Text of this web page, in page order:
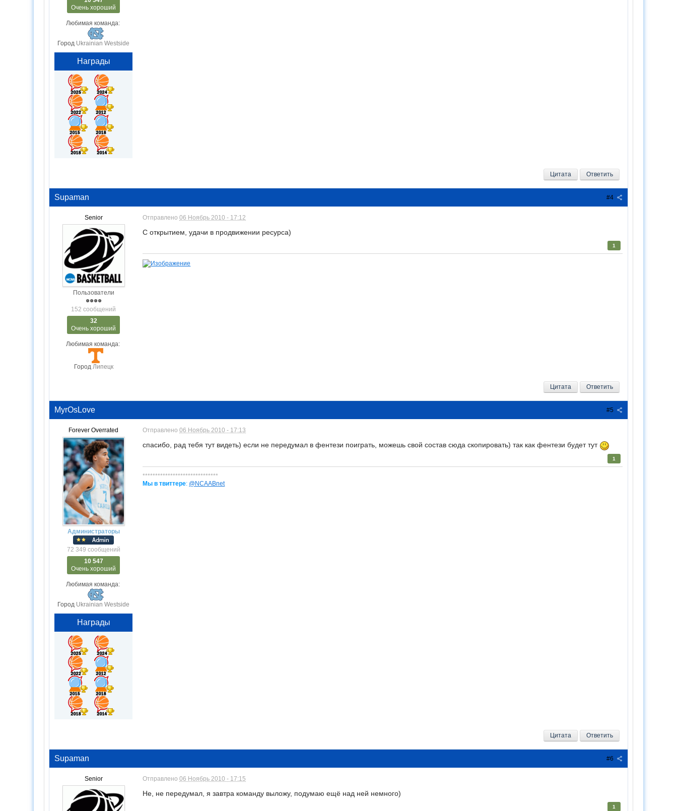
Очень хороший
Любимая команда:
Город Ukrainian Westside
Награды
Ответить
Цитата
#4
Supaman
Senior
Пользователи
152 сообщений
32
Очень хороший
Любимая команда:
Город Липецк
Отправлено06 Ноябрь 2010 - 17:12
С открытием, удачи в продвижении ресурса)
1
Ответить
Цитата
#5
MyrOsLove
Forever Overrated
Администраторы
72 349 сообщений
10 547
Очень хороший
Любимая команда:
Город Ukrainian Westside
Награды
Отправлено06 Ноябрь 2010 - 17:13
спасибо, рад тебя тут видеть) если не передумал в фентези поиграть, можешь свой состав сюда скопировать) так как фентези будет тут
1
******************************
Мы в твиттере: @NCAABnet
Ответить
Цитата
#6
Supaman
Senior Отправлено06 Ноябрь 2010 - 17:15
Не, не передумал, я завтра команду выложу, подумаю ещё над ней немного)
1